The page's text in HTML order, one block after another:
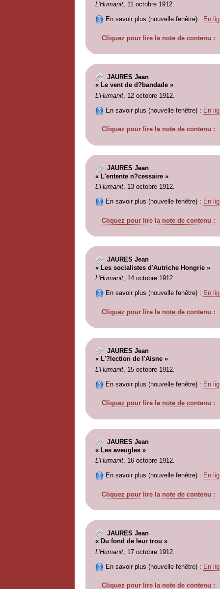
L'Humanit, 11 octobre 1912.
En savoir plus (nouvelle fenêtre) : En
Cliquez pour lire la note de contenu :
JAURES Jean
« Le vent de d?bandade »
L'Humanit, 12 octobre 1912.
En savoir plus (nouvelle fenêtre) : En
Cliquez pour lire la note de contenu :
JAURES Jean
« L'entente n?cessaire »
L'Humanit, 13 octobre 1912.
En savoir plus (nouvelle fenêtre) : En
Cliquez pour lire la note de contenu :
JAURES Jean
« Les socialistes d'Autriche Hongrie »
L'Humanit, 14 octobre 1912.
En savoir plus (nouvelle fenêtre) : En
Cliquez pour lire la note de contenu :
JAURES Jean
« L'?lection de l'Aisne »
L'Humanit, 15 octobre 1912.
En savoir plus (nouvelle fenêtre) : En
Cliquez pour lire la note de contenu :
JAURES Jean
« Les aveugles »
L'Humanit, 16 octobre 1912.
En savoir plus (nouvelle fenêtre) : En
Cliquez pour lire la note de contenu :
JAURES Jean
« Du fond de leur trou »
L'Humanit, 17 octobre 1912.
En savoir plus (nouvelle fenêtre) : En
Cliquez pour lire la note de contenu :